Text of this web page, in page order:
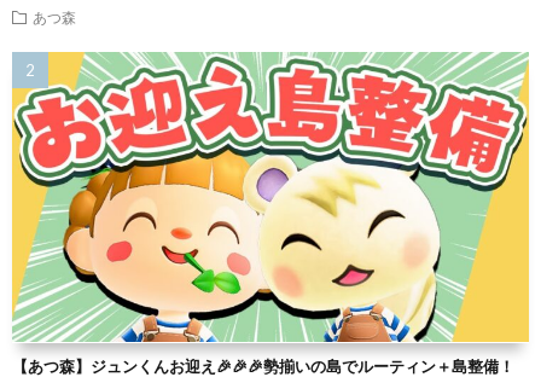
あつ森
【あつ森】ジュンくんお迎え🎉🎉🎉勢揃いの島でルーティン＋島整備！